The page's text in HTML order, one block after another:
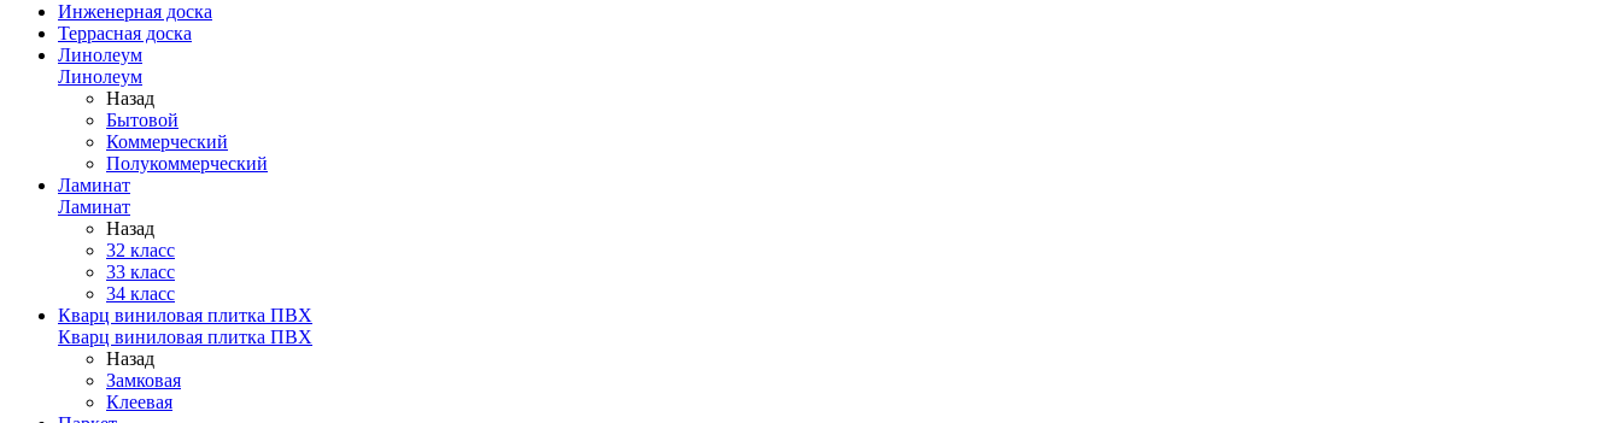
Инженерная доска
Террасная доска
Линолеум
Линолеум
Назад
Бытовой
Коммерческий
Полукоммерческий
Ламинат
Ламинат
Назад
32 класс
33 класс
34 класс
Кварц виниловая плитка ПВХ
Кварц виниловая плитка ПВХ
Назад
Замковая
Клеевая